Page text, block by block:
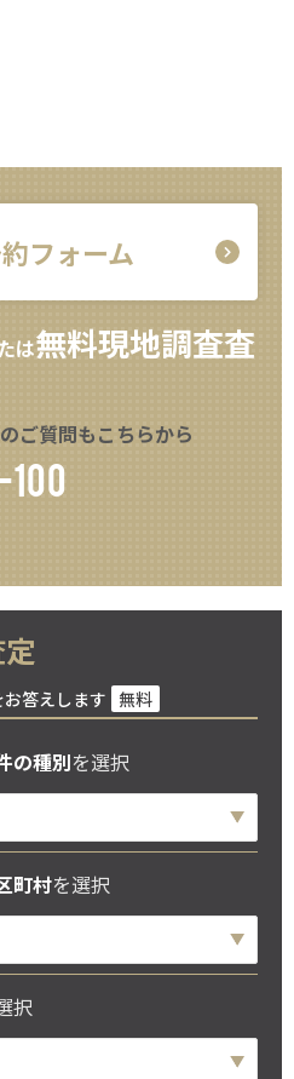
フォーム
は無料現地調査査
ご質問もこちらから
答えします 無料
の種別を選択
町村を選択
択